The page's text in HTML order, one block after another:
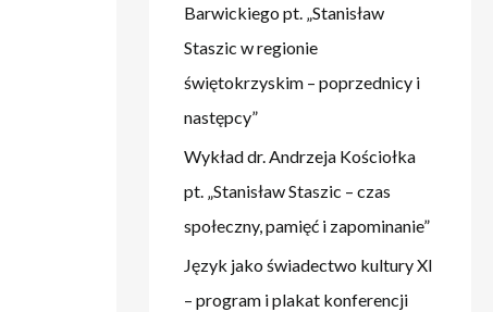
Barwickiego pt. „Stanisław
Staszic w regionie
świętokrzyskim – poprzednicy i
następcy”
Wykład dr. Andrzeja Kościołka
pt. „Stanisław Staszic – czas
społeczny, pamięć i zapominanie”
Język jako świadectwo kultury XI
– program i plakat konferencji